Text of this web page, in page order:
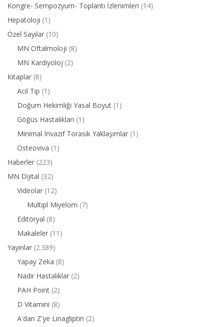
Kongre- Sempozyum- Toplantı İzlenimleri (14)
Hepatoloji (1)
Özel Sayılar (10)
MN Oftalmoloji (8)
MN Kardiyoloj (2)
Kitaplar (8)
Acil Tıp (1)
Doğum Hekimliği Yasal Boyut (1)
Göğüs Hastalıkları (1)
Minimal İnvazif Torasik Yaklaşımlar (1)
Osteoviva (1)
Haberler (223)
MN Dijital (32)
Videolar (12)
Multipl Miyelom (7)
Editöryal (8)
Makaleler (11)
Yayınlar (2.389)
Yapay Zeka (8)
Nadir Hastalıklar (2)
PAH Point (2)
D Vitamini (8)
A'dan Z'ye Linagliptin (2)